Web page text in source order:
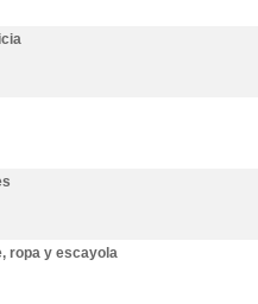
ropa y escayola